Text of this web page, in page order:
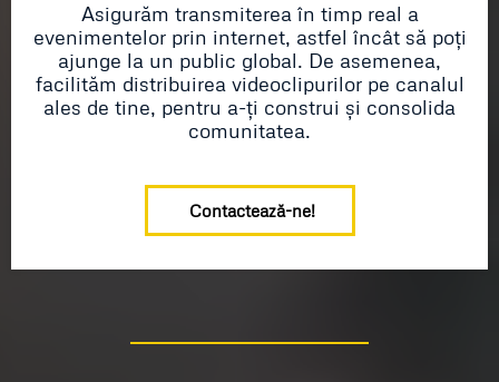
Asigurăm transmiterea în timp real a
evenimentelor prin internet, astfel încât să poți
ajunge la un public global. De asemenea,
facilităm distribuirea videoclipurilor pe canalul
ales de tine, pentru a-ți construi și consolida
comunitatea.
Contactează-ne!